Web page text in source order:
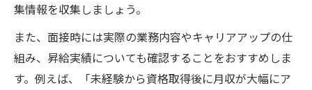
集情報を収集しましょう。
また、面接時には実際の業務内容やキャリアアップの仕
組み、昇給実績についても確認することをおすすめしま
す。例えば、「未経験から資格取得後に月収が大幅にア